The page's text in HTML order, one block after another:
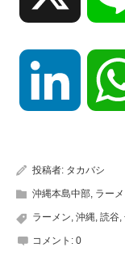
LinkedIn
投稿者: タカバシ
沖縄本島中部, ラー
ラーメン, 沖縄, 読谷,
コメント: 0